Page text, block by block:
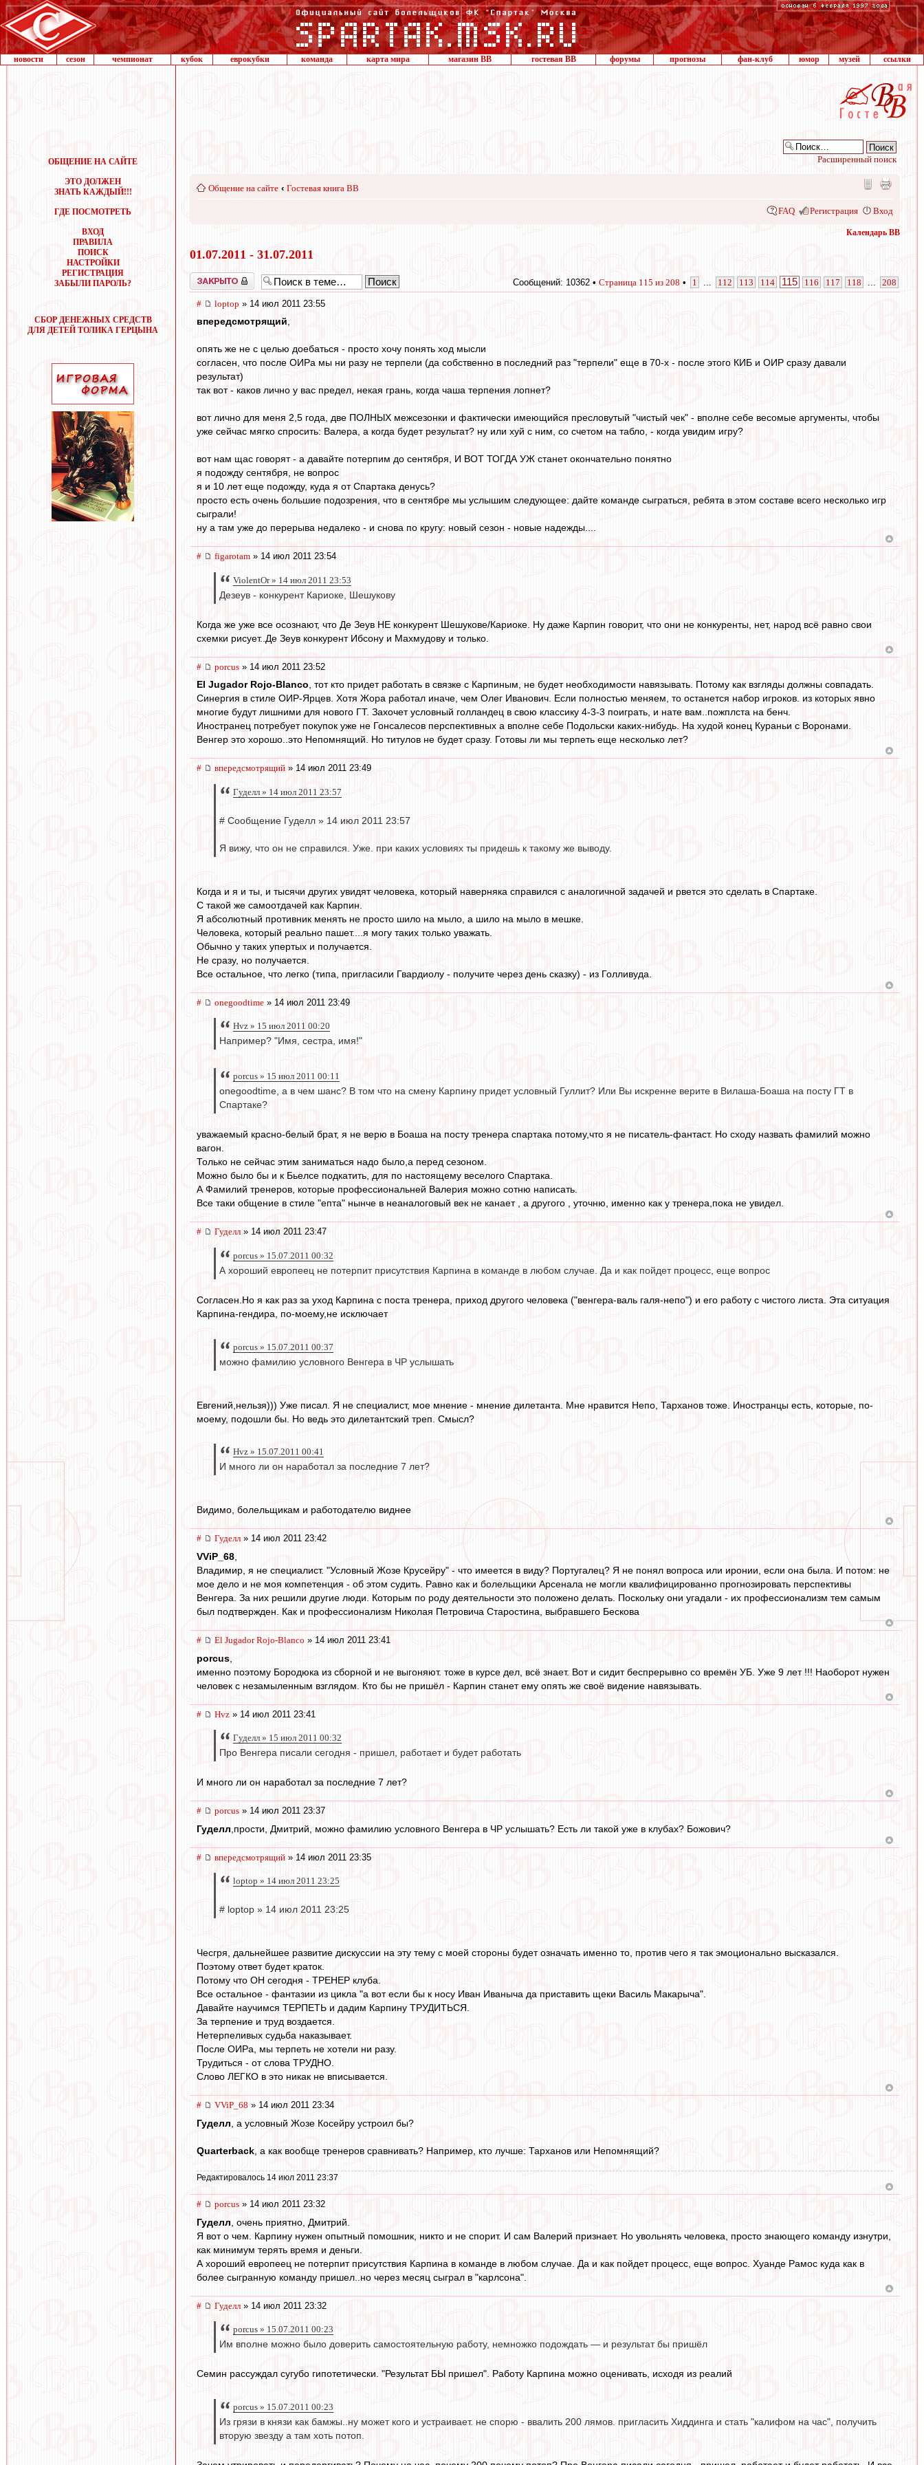
новости сезон чемпионат кубок еврокубки команда карта мира магазин ВВ гостевая ВВ форумы прогнозы фан-клуб юмор музей ссылки
ОБЩЕНИЕ НА САЙТЕ
ЭТО ДОЛЖЕН
ЗНАТЬ КАЖДЫЙ!!!
ГДЕ ПОСМОТРЕТЬ
ВХОД
ПРАВИЛА
ПОИСК
НАСТРОЙКИ
РЕГИСТРАЦИЯ
ЗАБЫЛИ ПАРОЛЬ?
СБОР ДЕНЕЖНЫХ СРЕДСТВ
ДЛЯ ДЕТЕЙ ТОЛИКА ГЕРЦЫНА
Расширенный поиск
Общение на сайте ‹ Гостевая книга ВВ
FAQ Регистрация Вход
Календарь ВВ
01.07.2011 - 31.07.2011
Закрыто Сообщений: 10362 • Страница 115 из 208 • 1 112 113 114 115 116 117 118 208
# loptop » 14 июл 2011 23:55
впередсмотрящий,
опять же не с целью доебаться - просто хочу понять ход мысли
согласен, что после ОИРа мы ни разу не терпели (да собственно в последний раз "терпели" еще в 70-х - после этого КИБ и ОИР сразу давали
результат)
так вот - каков лично у вас предел, некая грань, когда чаша терпения лопнет?
вот лично для меня 2,5 года, две ПОЛНЫХ межсезонки и фактически имеющийся пресловутый "чистый чек" - вполне себе весомые аргументы, чтобы
уже сейчас мягко спросить: Валера, а когда будет результат? ну или хуй с ним, со счетом на табло, - когда увидим игру?
вот нам щас говорят - а давайте потерпим до сентября, И ВОТ ТОГДА УЖ станет окончательно понятно
я подожду сентября, не вопрос
я и 10 лет еще подожду, куда я от Спартака денусь?
просто есть очень большие подозрения, что в сентябре мы услышим следующее: дайте команде сыграться, ребята в этом составе всего несколько игр
сыграли!
ну а там уже до перерыва недалеко - и снова по кругу: новый сезон - новые надежды....
# figarotam » 14 июл 2011 23:54
ViolentOr » 14 июл 2011 23:53
Дезеув - конкурент Кариоке, Шешукову
Когда же уже все осознают, что Де Зеув НЕ конкурент Шешукове/Кариоке. Ну даже Карпин говорит, что они не конкуренты, нет, народ всё равно свои
схемки рисует..Де Зеув конкурент Ибсону и Махмудову и только.
# porcus » 14 июл 2011 23:52
El Jugador Rojo-Blanco, тот кто придет работать в связке с Карпиным, не будет необходимости навязывать. Потому как взгляды должны совпадать.
Синергия в стиле ОИР-Ярцев. Хотя Жора работал иначе, чем Олег Иванович. Если полностью меняем, то останется набор игроков. из которых явно
многие будут лишними для нового ГТ. Захочет условный голландец в свою классику 4-3-3 поиграть, и нате вам..пожплста на бенч.
Иностранец потребует покупок уже не Гонсалесов перспективных а вполне себе Подольски каких-нибудь. На худой конец Кураньи с Воронами.
Венгер это хорошо..это Непомнящий. Но титулов не будет сразу. Готовы ли мы терпеть еще несколько лет?
# впередсмотрящий » 14 июл 2011 23:49
Гуделл » 14 июл 2011 23:57
# Сообщение Гуделл » 14 июл 2011 23:57
Я вижу, что он не справился. Уже. при каких условиях ты придешь к такому же выводу.
Когда и я и ты, и тысячи других увидят человека, который наверняка справился с аналогичной задачей и рвется это сделать в Спартаке.
С такой же самоотдачей как Карпин.
Я абсолютный противник менять не просто шило на мыло, а шило на мыло в мешке.
Человека, который реально пашет....я могу таких только уважать.
Обычно у таких упертых и получается.
Не сразу, но получается.
Все остальное, что легко (типа, пригласили Гвардиолу - получите через день сказку) - из Голливуда.
# onegoodtime » 14 июл 2011 23:49
Hvz » 15 июл 2011 00:20
Например? "Имя, сестра, имя!"
porcus » 15 июл 2011 00:11
onegoodtime, а в чем шанс? В том что на смену Карпину придет условный Гуллит? Или Вы искренне верите в Вилаша-Боаша на посту ГТ в
Спартаке?
уважаемый красно-белый брат, я не верю в Боаша на посту тренера спартака потому,что я не писатель-фантаст. Но сходу назвать фамилий можно
вагон.
Только не сейчас этим заниматься надо было,а перед сезоном.
Можно было бы и к Бьелсе подкатить, для по настоящему веселого Спартака.
А Фамилий тренеров, которые профессиональней Валерия можно сотню написать.
Все таки общение в стиле "епта" нынче в неаналоговый век не канает , а другого , уточню, именно как у тренера,пока не увидел.
# Гуделл » 14 июл 2011 23:47
porcus » 15.07.2011 00:32
А хороший европеец не потерпит присутствия Карпина в команде в любом случае. Да и как пойдет процесс, еще вопрос
Согласен.Но я как раз за уход Карпина с поста тренера, приход другого человека ("венгера-валь галя-непо") и его работу с чистого листа. Эта ситуация
Карпина-гендира, по-моему,не исключает
porcus » 15.07.2011 00:37
можно фамилию условного Венгера в ЧР услышать
Евгений,нельзя))) Уже писал. Я не специалист, мое мнение - мнение дилетанта. Мне нравится Непо, Тарханов тоже. Иностранцы есть, которые, по-
моему, подошли бы. Но ведь это дилетантский треп. Смысл?
Hvz » 15.07.2011 00:41
И много ли он наработал за последние 7 лет?
Видимо, болельщикам и работодателю виднее
# Гуделл» 14 июл 2011 23:42
VViP_68
Владимир, я не специалист. "Условный Жозе Крусейру" - что имеется в виду? Португалец? Я не понял вопроса или иронии, если она была. И потом: не
мое дело и не моя компетенция - об этом судить. Равно как и болельщики Арсенала не могли квалифицированно прогнозировать перспективы
Венгера. За них решили другие люди. Которым по роду деятельности это положено делать. Поскольку они угадали - их профессионализм тем самым
был подтвержден. Как и профессионализм Николая Петровича Старостина, выбравшего Бескова
# El Jugador Rojo-Blanco » 14 июл 2011 23:41
porcus
именно поэтому Бородюка из сборной и не выгоняют. тоже в курсе дел, всё знает. Вот и сидит беспрерывно со времён УБ. Уже 9 лет !!! Наоборот нужен
человек с незамыленным взглядом. Кто бы не пришёл - Карпин станет ему опять же своё видение навязывать.
# Hvz » 14 июл 2011 23:41
Гуделл » 15 июл 2011 00:32
Про Венгера писали сегодня - пришел, работает и будет работать
И много ли он наработал за последние 7 лет?
# porcus » 14 июл 2011 23:37
Гуделл ,прости, Дмитрий, можно фамилию условного Венгера в ЧР услышать? Есть ли такой уже в клубах? Божович?
# впередсмотрящий » 14 июл 2011 23:35
loptop » 14 июл 2011 23:25
# loptop » 14 июл 2011 23:25
Чесгря, дальнейшее развитие дискуссии на эту тему с моей стороны будет означать именно то, против чего я так эмоционально высказался.
Поэтому ответ будет краток.
Потому что ОН сегодня - ТРЕНЕР клуба.
Все остальное - фантазии из цикла "а вот если бы к носу Иван Иваныча да приставить щеки Василь Макарыча".
Давайте научимся ТЕРПЕТЬ и дадим Карпину ТРУДИТЬСЯ.
За терпение и труд воздается.
Нетерпеливых судьба наказывает.
После ОИРа, мы терпеть не хотели ни разу.
Трудиться - от слова ТРУДНО.
Слово ЛЕГКО в это никак не вписывается.
# VViP_68 » 14 июл 2011 23:34
Гуделл , а условный Жозе Косейру устроил бы?
Quarterback , а как вообще тренеров сравнивать? Например, кто лучше: Тарханов или Непомнящий?
Редактировалось 14 июл 2011 23:37
# porcus » 14 июл 2011 23:32
Гуделл , очень приятно, Дмитрий.
Я вот о чем. Карпину нужен опытный помошник, никто и не спорит. И сам Валерий признает. Но увольнять человека, просто знающего команду изнутри,
как минимум терять время и деньги.
А хороший европеец не потерпит присутствия Карпина в команде в любом случае. Да и как пойдет процесс, еще вопрос. Хуанде Рамос куда как в
более сыгранную команду пришел..но через месяц сыграл в "карлсона".
# Гуделл » 14 июл 2011 23:32
porcus » 15.07.2011 00:23
Им вполне можно было доверить самостоятельную работу, немножко подождать — и результат бы пришёл
Семин рассуждал сугубо гипотетически. "Результат БЫ пришел". Работу Карпина можно оценивать, исходя из реалий
porcus » 15.07.2011 00:23
Из грязи в князи как бамжы..ну может кого и устраивает. не спорю - ввалить 200 лямов. пригласить Хиддинга и стать "калифом на час", получить
вторую звезду а там хоть потоп.